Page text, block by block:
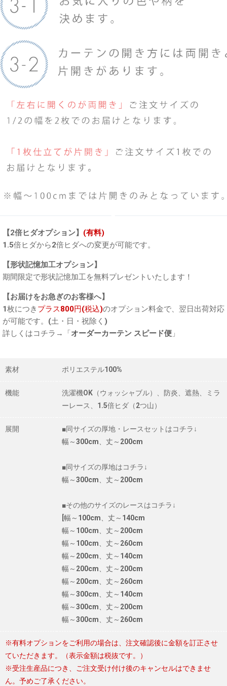
【2倍ヒダオプション】 (有料)
1.5倍ヒダから2倍ヒダへの変更が可能です。
【形状記憶加工オプション】
期間限定で形状記憶加工を無料プレゼントいたします！
【お届けをお急ぎのお客様へ】
1枚につき プラス800円(税込)のオプション料金で、翌日出荷対応
が可能です。(土・日・祝除く)
詳しくはコチラ→「オーダーカーテン スピード便 」
素材 ポリエステル100%
機能
洗濯機OK（ウォッシャブル）、防炎、遮熱、ミラ
ーレース、1.5倍ヒダ（2つ山）
展開
■同サイズの厚地・レースセットはコチラ↓
幅～300cm、丈～200cm
■同サイズの厚地はコチラ↓
幅～300cm、丈～200cm
■その他のサイズのレースはコチラ↓
幅～100cm、丈～140cm
幅～100cm、丈～200cm
幅～100cm、丈～260cm
幅～200cm、丈～140cm
幅～200cm、丈～200cm
幅～200cm、丈～260cm
幅～300cm、丈～140cm
幅～300cm、丈～200cm
幅～300cm、丈～260cm
※有料オプションをご利用の場合は、注文確認後に金額を訂正させ
ていただきます。（表示金額は税抜です。）
※受注生産品につき、ご注文受け付け後のキャンセルはできませ
ん。予めご了承ください。